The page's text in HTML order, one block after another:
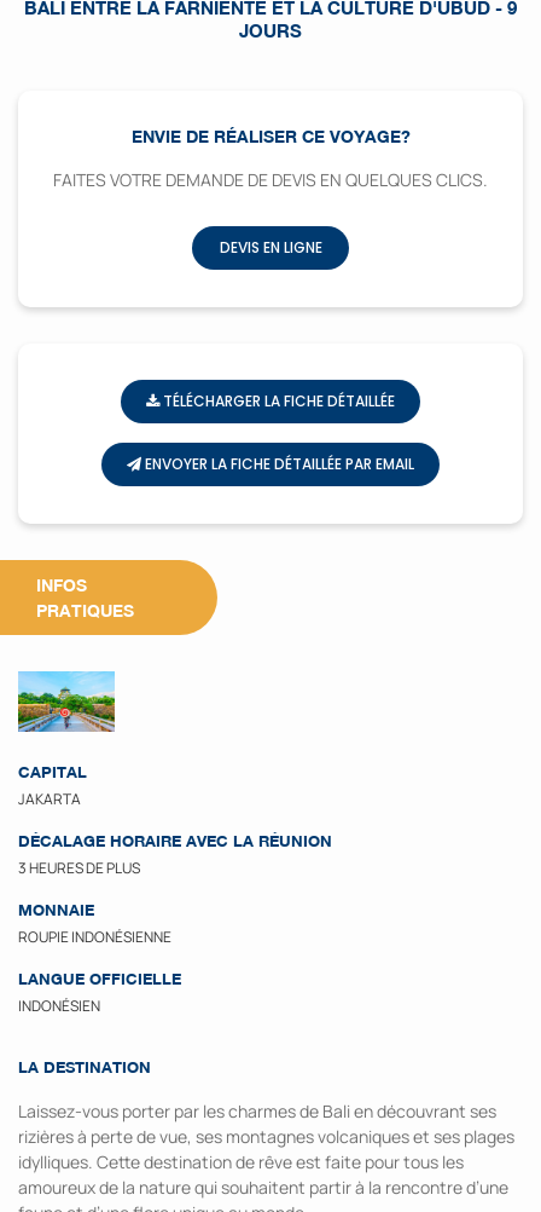
BALI ENTRE LA FARNIENTE ET LA CULTURE D'UBUD - 9
JOURS
ENVIE DE RÉALISER CE VOYAGE?
FAITES VOTRE DEMANDE DE DEVIS EN QUELQUES CLICS.
DEVIS EN LIGNE
TÉLÉCHARGER LA FICHE DÉTAILLÉE
ENVOYER LA FICHE DÉTAILLÉE PAR EMAIL
INFOS
PRATIQUES
CAPITAL
JAKARTA
DÉCALAGE HORAIRE AVEC LA RÉUNION
3 HEURES DE PLUS
MONNAIE
ROUPIE INDONÉSIENNE
LANGUE OFFICIELLE
INDONÉSIEN
LA DESTINATION
Laissez-vous porter par les charmes de Bali en découvrant ses
rizières à perte de vue, ses montagnes volcaniques et ses plages
idylliques. Cette destination de rêve est faite pour tous les
amoureux de la nature qui souhaitent partir à la rencontre d’une